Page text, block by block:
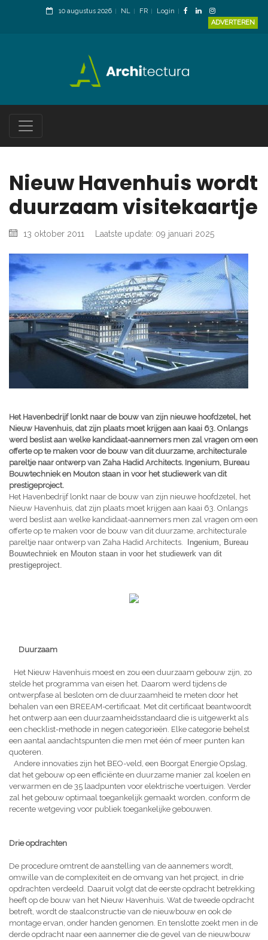
10 augustus 2026 NL FR
Login
ADVERTEREN
Nieuw Havenhuis wordt
duurzaam visitekaartje
13 oktober 2011 Laatste update: 09 januari 2025
Het Havenbedrijf lonkt naar de bouw van zijn nieuwe hoofdzetel, het
Nieuw Havenhuis, dat zijn plaats moet krijgen aan kaai 63. Onlangs
werd beslist aan welke kandidaat-aannemers men zal vragen om een
offerte op te maken voor de bouw van dit duurzame, architecturale
pareltje naar ontwerp van Zaha Hadid Architects. Ingenium, Bureau
Bouwtechniek en Mouton staan in voor het studiewerk van dit
prestigeproject.
Het Havenbedrijf lonkt naar de bouw van zijn nieuwe hoofdzetel, het
Nieuw Havenhuis, dat zijn plaats moet krijgen aan kaai 63. Onlangs
werd beslist aan welke kandidaat-aannemers men zal vragen om een
offerte op te maken voor de bouw van dit duurzame, architecturale
pareltje naar ontwerp van Zaha Hadid Architects.
Ingenium, Bureau
Bouwtechniek en Mouton staan in voor het studiewerk van dit
prestigeproject.
Duurzaam
Het Nieuw Havenhuis moest en zou een duurzaam gebouw zijn, zo
stelde het programma van eisen het. Daarom werd tijdens de
ontwerpfase al besloten om de duurzaamheid te meten door het
behalen van een BREEAM-certificaat. Met dit certificaat beantwoordt
het ontwerp aan een duurzaamheidsstandaard die is uitgewerkt als
een checklist-methode in negen categorieën. Elke categorie behelst
een aantal aandachtspunten die men met één of meer punten kan
quoteren.
Andere innovaties zijn het BEO-veld, een Boorgat Energie Opslag,
dat het gebouw op een efficiënte en duurzame manier zal koelen en
verwarmen en de 35 laadpunten voor elektrische voertuigen. Verder
zal het gebouw optimaal toegankelijk gemaakt worden, conform de
recente wetgeving voor publiek toegankelijke gebouwen.
Drie opdrachten
De procedure omtrent de aanstelling van de aannemers wordt,
omwille van de complexiteit en de omvang van het project, in drie
opdrachten verdeeld. Daaruit volgt dat de eerste opdracht betrekking
heeft op de bouw van het Nieuw Havenhuis. Wat de tweede opdracht
betreft, wordt de staalconstructie van de nieuwbouw en ook de
montage ervan, onder handen genomen. En tenslotte zoekt men in de
derde opdracht naar een aannemer die de gevel van de nieuwbouw